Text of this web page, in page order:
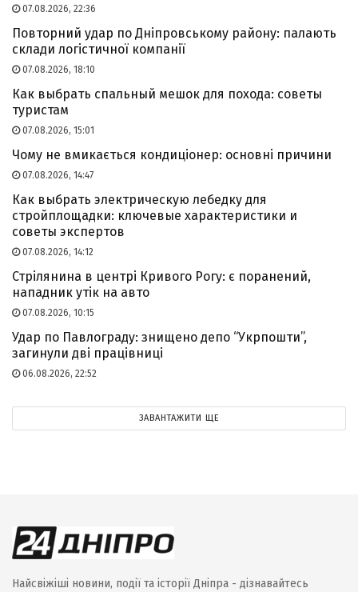
07.08.2026, 22:36
Повторний удар по Дніпровському району: палають
склади логістичної компанії
07.08.2026, 18:10
Как выбрать спальный мешок для похода: советы
туристам
07.08.2026, 15:01
Чому не вмикається кондиціонер: основні причини
07.08.2026, 14:47
Как выбрать электрическую лебедку для
стройплощадки: ключевые характеристики и
советы экспертов
07.08.2026, 14:12
Стрілянина в центрі Кривого Рогу: є поранений,
нападник утік на авто
07.08.2026, 10:15
Удар по Павлограду: знищено депо “Укрпошти”,
загинули дві працівниці
06.08.2026, 22:52
ЗАВАНТАЖИТИ ЩЕ
Найсвіжіші новини, події та історії Дніпра - дізнавайтесь